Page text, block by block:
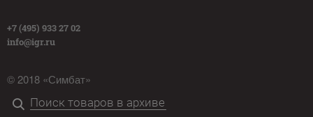
+7 (495) 933 27 02
info@igr.ru
© 2018 «Симбат»